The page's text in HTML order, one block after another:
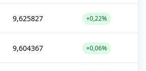
9,625827 +0,22%
9,604367 +0,06%